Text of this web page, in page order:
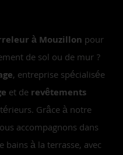
à Mouzillon pour
de sol ou de mur ?
, entreprise spécialisée
et derevêtements
Grâce à notre
accompagnons dans
bains à la terrasse, avec